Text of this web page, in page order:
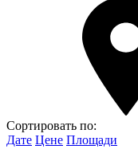
Сортировать по:
Дате Цене Площади